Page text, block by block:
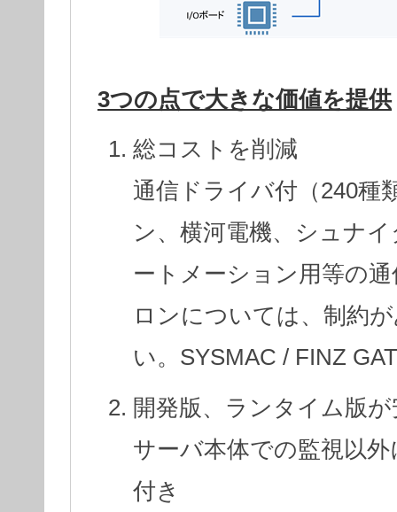
3つの点で大きな価値を提供
総コストを削減
通信ドライバ付（240種
ン、横河電機、シュナ
ートメーション用等の
ロンについては、制約
い。SYSMAC / FINZ
開発版、ランタイム版が
サーバ本体での監視以
付き